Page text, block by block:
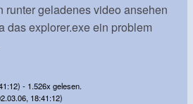
runter geladenes video ansehen
das explorer.exe ein problem
- 1.526x gelesen.
18:41:12)